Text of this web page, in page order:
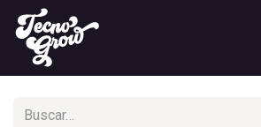
Ir al contenido